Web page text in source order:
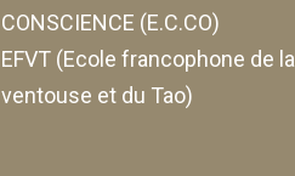
CONSCIENCE (E.C.CO)
EFVT (Ecole francophone de la
ventouse et du Tao)